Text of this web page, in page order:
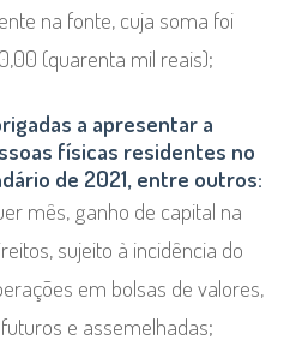
na fonte, cuja soma foi
(quarenta mil reais);
a apresentar a
físicas residentes no
de 2021, entre outros:
mês, ganho de capital na
sujeito à incidência do
em bolsas de valores,
e assemelhadas;